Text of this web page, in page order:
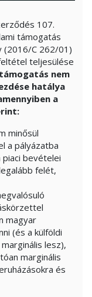
107.
támogatás
(2016/C 262/01)
teljesülése
támogatás nem
hatálya
a
minősül
a pályázatba
bevételei
felét,
magyar
(és a külföldi
lesz),
marginális
és